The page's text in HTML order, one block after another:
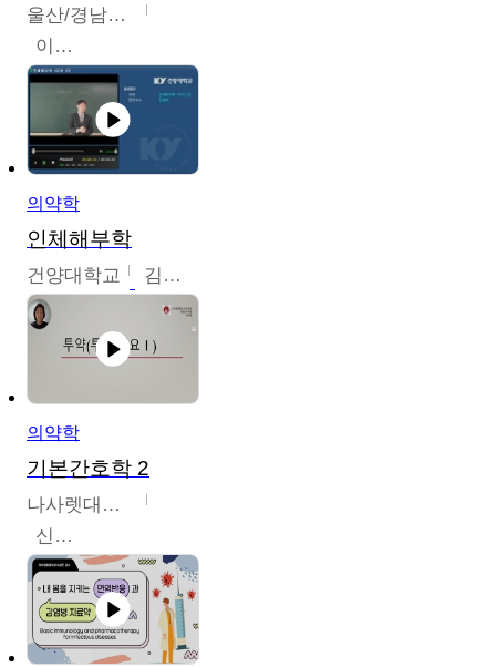
울산/경남권역센터
이은석
의약학
인체해부학
건양대학교 김철태
의약학
기본간호학 2
나사렛대학교
신미경